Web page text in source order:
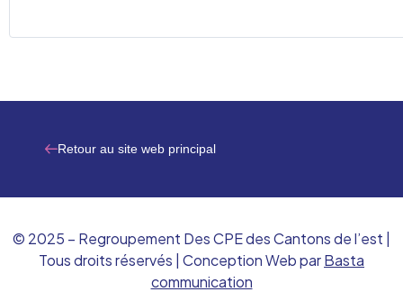
Retour au site web principal
© 2025 – Regroupement Des CPE des Cantons de l’est |
Tous droits réservés | Conception Web parBasta
communication